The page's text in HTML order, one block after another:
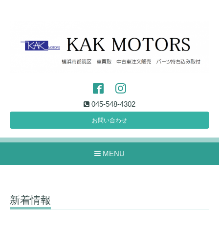
045-548-4302
お問い合わせ
MENU
新着情報